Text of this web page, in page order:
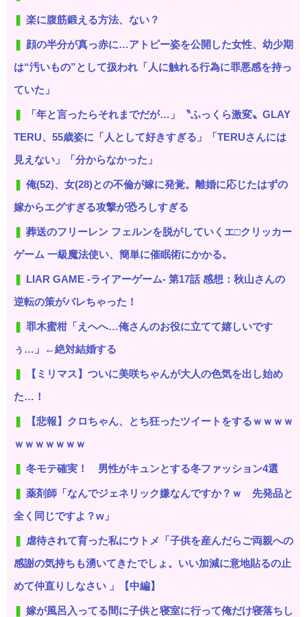
楽に腹筋鍛える方法、ない？
顔の半分が真っ赤に…アトピー姿を公開した女性、幼少期
は“汚いもの”として扱われ「人に触れる行為に罪悪感を持っ
ていた」
「年と言ったらそれまでだが…」〝ふっくら激変〟GLAY
TERU、55歳姿に「人として好きすぎる」「TERUさんには
見えない」「分からなかった」
俺(52)、女(28)との不倫が嫁に発覚。離婚に応じたはずの
嫁からエグすぎる攻撃が恐ろしすぎる
葬送のフリーレン フェルンを脱がしていくエ□クリッカー
ゲーム 一級魔法使い、簡単に催眠術にかかる。
LIAR GAME -ライアーゲーム- 第17話 感想：秋山さんの
逆転の策がバレちゃった！
罪木蜜柑「えへへ…俺さんのお役に立てて嬉しいです
ぅ…」←絶対結婚する
【ミリマス】ついに美咲ちゃんが大人の色気を出し始め
た…！
【悲報】クロちゃん、とち狂ったツイートをするｗｗｗｗ
ｗｗｗｗｗｗｗ
冬モテ確実！ 男性がキュンとする冬ファッション4選
薬剤師「なんでジェネリック嫌なんですか？ｗ 先発品と
全く同じですよ？w」
虐待されて育った私にウトメ「子供を産んだらご両親への
感謝の気持ちも湧いてきたでしょ。いい加減に意地貼るの止
めて仲直りしなさい 」【中編】
嫁が風呂入ってる間に子供と寝室に行って俺だけ寝落ちし